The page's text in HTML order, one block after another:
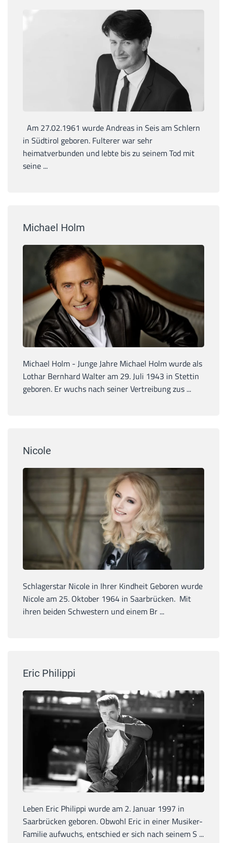
Am 27.02.1961 wurde Andreas in Seis am Schlern
in Südtirol geboren. Fulterer war sehr
heimatverbunden und lebte bis zu seinem Tod mit
seine ...
Michael Holm
Michael Holm - Junge Jahre Michael Holm wurde als
Lothar Bernhard Walter am 29. Juli 1943 in Stettin
geboren. Er wuchs nach seiner Vertreibung zus ...
Nicole
Schlagerstar Nicole in Ihrer Kindheit Geboren wurde
Nicole am 25. Oktober 1964 in Saarbrücken. Mit
ihren beiden Schwestern und einem Br ...
Eric Philippi
Leben Eric Philippi wurde am 2. Januar 1997 in
Saarbrücken geboren. Obwohl Eric in einer Musiker-
Familie aufwuchs, entschied er sich nach seinem S ...